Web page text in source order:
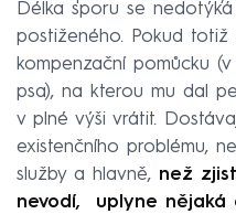
Délka sporu se
postiženého. Pokud totiž
kompenzační pomůcku
psa), na kterou mu dal
v plné výši vrátit.
existenčního problému,
služby a hlavně, než
nevodí, uplyne nějaká